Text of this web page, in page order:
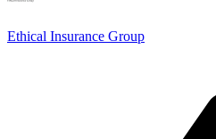
Ethical Insurance Group